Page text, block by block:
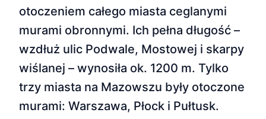
otoczeniem całego miasta ceglanymi
murami obronnymi. Ich pełna długość –
wzdłuż ulic Podwale, Mostowej i skarpy
wiślanej – wynosiła ok. 1200 m. Tylko
trzy miasta na Mazowszu były otoczone
murami: Warszawa, Płock i Pułtusk.